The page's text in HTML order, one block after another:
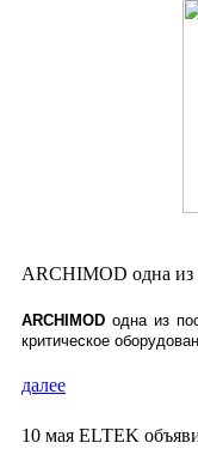
ARCHIMOD одна из
ARCHIMOD одна из
критическое
далее
10 мая ELTEK